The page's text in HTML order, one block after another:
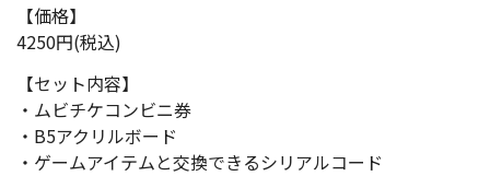
【価格】
4250円(税込)
【セット内容】
・ムビチケコンビニ券
・B5アクリルボード
・ゲームアイテムと交換できるシリアルコード